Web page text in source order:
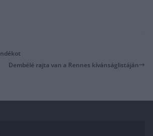
Dembélé rajta van a Rennes kívánságlistáján